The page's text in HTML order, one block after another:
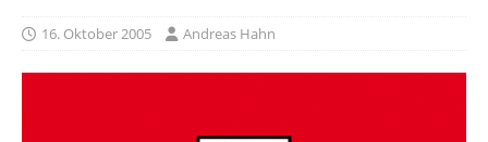
16. Oktober 2005 Andreas Hahn